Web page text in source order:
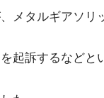
メタルギアソリ
起訴するなどと